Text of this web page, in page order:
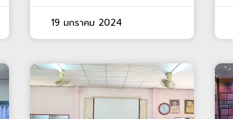
19 มกราคม 2024